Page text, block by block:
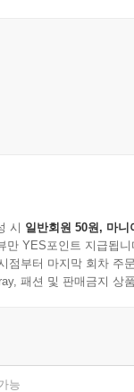
시 일반회원 50원, 마니
만 YES포인트 지급됩니
점부터 마지막 회차 주
패션 및 판매금지 상
능